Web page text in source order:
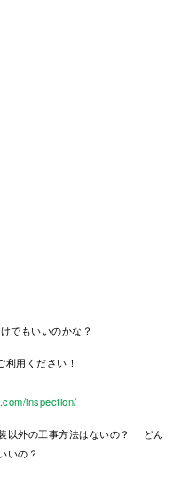
でもいいのかな？
用ください！
inspection/
以外の工事方法はないの？ どん
いの？